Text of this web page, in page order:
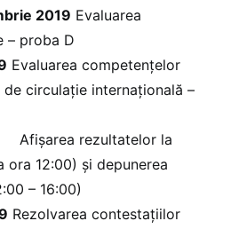
2019 Evaluarea
– proba D
Evaluarea competențelor
circulație internațională –
rezultatelor la
ora 12:00) și depunerea
– 16:00)
Rezolvarea contestațiilor